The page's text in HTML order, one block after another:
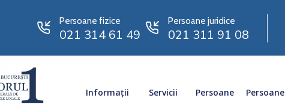
Persoane fizice
021 314 61 49
Persoane juridice
021 311 91 08
Informații
Servicii
Persoane
Persoane